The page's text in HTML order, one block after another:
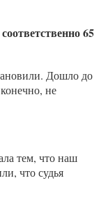
65
Дошло до
не
тем, что наш
что судья